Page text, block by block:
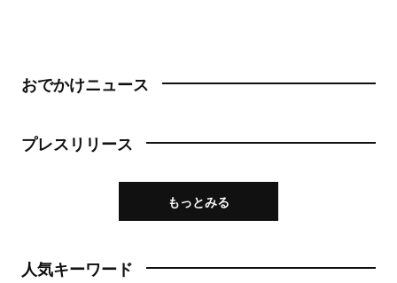
おでかけニュース
プレスリリース
もっとみる
人気キーワード